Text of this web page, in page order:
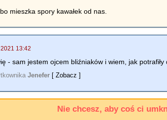
mieszka spory kawałek od nas.
13:42
- sam jestem ojcem bliźniaków i wiem, jak potrafiły
Jenefer [ Zobacz ]
Nie chcesz, aby coś ci